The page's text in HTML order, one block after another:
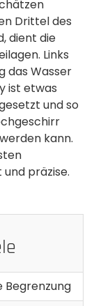
Drittel des
dient die
Links
das Wasser
ist etwas
und so
kann.
präzise.
Begrenzung